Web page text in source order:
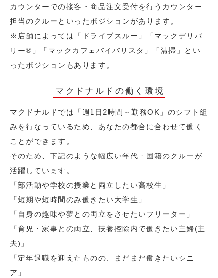
カウンターでの接客・商品注文受付を行うカウンター
担当のクルーといったポジションがあります。
※店舗によっては「ドライブスルー」「マックデリバ
リー®︎」「マックカフェバイバリスタ」「清掃」とい
ったポジションもあります。
マクドナルドの働く環境
マクドナルドでは「週1日2時間～勤務OK」のシフト組
みを行なっているため、あなたの都合に合わせて働く
ことができます。
そのため、下記のような幅広い年代・国籍のクルーが
活躍しています。
「部活動や学校の授業と両立したい高校生」
「短期や短時間のみ働きたい大学生」
「自身の趣味や夢との両立をさせたいフリーター」
「育児・家事との両立、扶養控除内で働きたい主婦(主
夫)」
「定年退職を迎えたものの、まだまだ働きたいシニ
ア」